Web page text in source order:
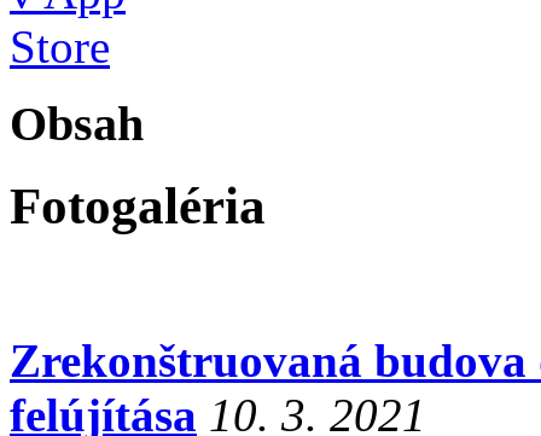
Obsah
Fotogaléria
Zrekonštruovaná
felújítása 10. 3. 2021